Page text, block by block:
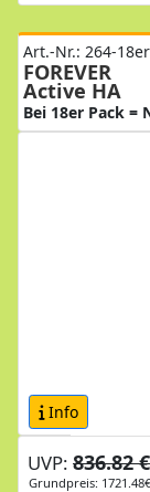
Art.-Nr.: 264-18er
FOREVER
Active HA
Bei 18er Pack =
Info
UVP: 836.82 €
Grundpreis: